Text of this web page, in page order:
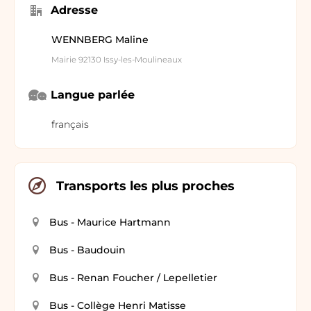
Adresse
WENNBERG Maline
Mairie 92130 Issy-les-Moulineaux
Langue parlée
français
Transports les plus proches
Bus - Maurice Hartmann
Bus - Baudouin
Bus - Renan Foucher / Lepelletier
Bus - Collège Henri Matisse